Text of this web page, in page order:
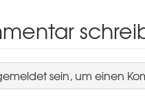
sein, um einen